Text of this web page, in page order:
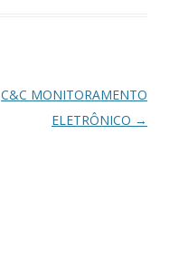
C&C MONITORAMENTO
ELETRÔNICO →